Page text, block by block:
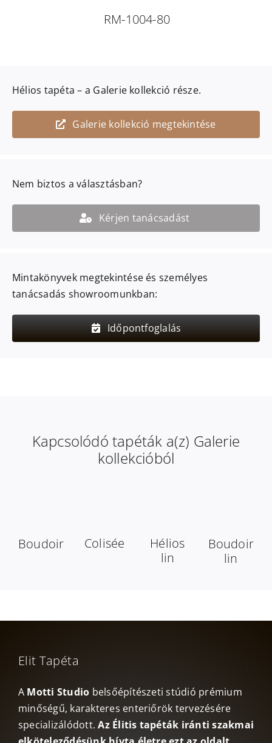
RM-1004-80
Hélios tapéta – a Galerie kollekció része.
Galerie kollekció megtekintése
Nem biztos a választásban?
Kérjen tanácsadást
Mintakönyvek megtekintése és személyes
tanácsadás showroomunkban:
Időpontfoglalás
Kapcsolódó tapéták a(z) Galerie
kollekcióból
Boudoir Colisée
Hélios
lin
Boudoir
lin
Elit Tapéta
A Motti Studio belsőépítészeti stúdió prémium
minőségű, karakteres enteriőrök tervezésére
specializálódott.Az Élitis tapéták iránti szakmai